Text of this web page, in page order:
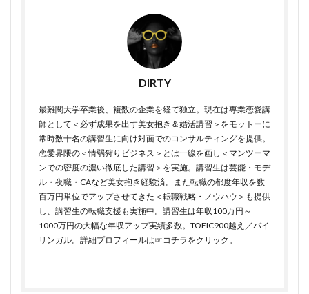
DIRTY
最難関大学卒業後、複数の企業を経て独立。現在は専業恋愛講
師として＜必ず成果を出す美女抱き＆婚活講習＞をモットーに
常時数十名の講習生に向け対面でのコンサルティングを提供。
恋愛界隈の＜情弱狩りビジネス＞とは一線を画し＜マンツーマ
ンでの密度の濃い徹底した講習＞を実施。講習生は芸能・モデ
ル・夜職・CAなど美女抱き経験済。また転職の都度年収を数
百万円単位でアップさせてきた＜転職戦略・ノウハウ＞も提供
し、講習生の転職支援も実施中。講習生は年収100万円～
1000万円の大幅な年収アップ実績多数。TOEIC900越え／バイ
リンガル。詳細プロフィールは☞コチラをクリック 。